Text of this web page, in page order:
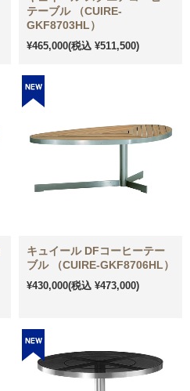
テーブル （CUIRE-
GKF8703HL）
¥465,000(税込 ¥511,500)
キュイール DFコーヒーテー
ブル （CUIRE-GKF8706HL）
¥430,000(税込 ¥473,000)